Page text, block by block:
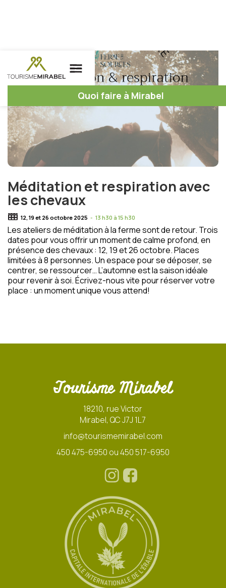
Quoi faire à Mirabel
Méditation et respiration avec
les chevaux
12, 19 et 26 octobre 2025 - 13 h30 à 15 h30
Les ateliers de méditation à la ferme sont de retour. Trois
dates pour vous offrir un moment de calme profond, en
présence des chevaux : 12, 19 et 26 octobre. Places
limitées à 8 personnes. Un espace pour se déposer, se
centrer, se ressourcer… L’automne est la saison idéale
pour revenir à soi. Écrivez-nous vite pour réserver votre
place : un moment unique vous attend!
Tourisme Mirabel
18210, rue Victor
Mirabel, QC J7J 1L7
info@tourismemirabel.com
450 475-6950 ou 450 517-6950